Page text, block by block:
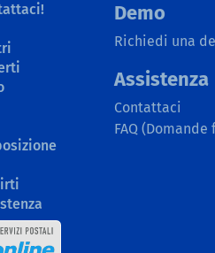
Demo
Richiedi una
Assistenza
Contattaci
FAQ